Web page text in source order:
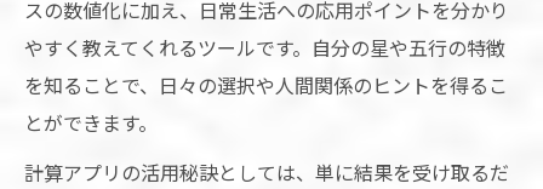
スの数値化に加え、日常生活への応用ポイントを分かり
やすく教えてくれるツールです。自分の星や五行の特徴
を知ることで、日々の選択や人間関係のヒントを得るこ
とができます。
計算アプリの活用秘訣としては、単に結果を受け取るだ